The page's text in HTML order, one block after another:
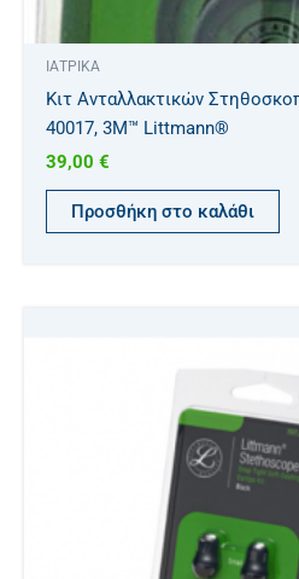
ΙΑΤΡΙΚΑ
Κιτ Ανταλλακτικών
40017, 3M™ Littmann®
39,00 €
Προσθήκη στο καλάθι